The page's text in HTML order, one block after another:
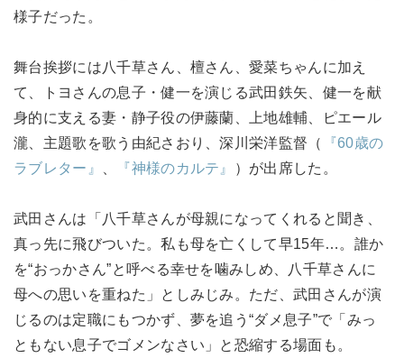
様子だった。
舞台挨拶には八千草さん、檀さん、愛菜ちゃんに加え
て、トヨさんの息子・健一を演じる武田鉄矢、健一を献
身的に支える妻・静子役の伊藤蘭、上地雄輔、ピエール
瀧、主題歌を歌う由紀さおり、深川栄洋監督（
『60歳の
ラブレター』
『神様のカルテ』 ）が出席した。
武田さんは「八千草さんが母親になってくれると聞き、
真っ先に飛びついた。私も母を亡くして早15年…。誰か
を“おっかさん”と呼べる幸せを噛みしめ、八千草さんに
母への思いを重ねた」としみじみ。ただ、武田さんが演
じるのは定職にもつかず、夢を追う“ダメ息子”で「みっ
ともない息子でゴメンなさい」と恐縮する場面も。